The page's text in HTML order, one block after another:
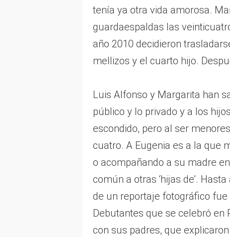
tenía ya otra vida amorosa.
guardaespaldas las
año 2010 decidieron
mellizos y el cuarto hijo.
Luis Alfonso y Margarita han
público y lo privado y a los
escondido, pero al ser
cuatro. A Eugenia es a la que
o acompañando a su madre
común a otras ‘hijas de’.
de un reportaje fotográfico fue
Debutantes que se celebró en
con sus padres, que